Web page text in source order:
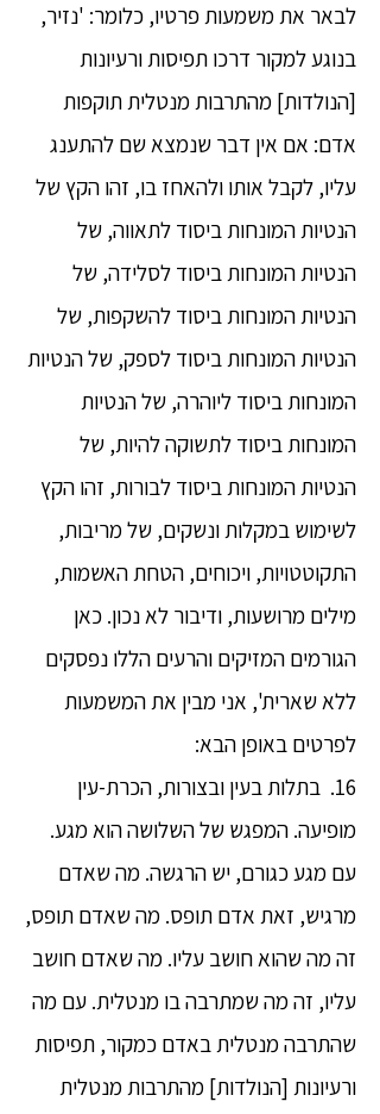
לבאר את משמעות פרטיו, כלומר: 'נזיר,
בנוגע למקור דרכו תפיסות ורעיונות
[הנולדות] מהתרבות מנטלית תוקפות
אדם: אם אין דבר שנמצא שם להתענג
עליו, לקבל אותו ולהאחז בו, זהו הקץ של
הנטיות המונחות ביסוד לתאווה, של
הנטיות המונחות ביסוד לסלידה, של
הנטיות המונחות ביסוד להשקפות, של
הנטיות המונחות ביסוד לספק, של הנטיות
המונחות ביסוד ליוהרה, של הנטיות
המונחות ביסוד לתשוקה להיות, של
הנטיות המונחות ביסוד לבורות, זהו הקץ
לשימוש במקלות ונשקים, של מריבות,
התקוטטויות, ויכוחים, הטחת האשמות,
מילים מרושעות, ודיבור לא נכון. כאן
הגורמים המזיקים והרעים הללו נפסקים
ללא שארית', אני מבין את המשמעות
לפרטים באופן הבא:
16. בתלות בעין ובצורות, הכרת-עין
מופיעה. המפגש של השלושה הוא מגע.
עם מגע כגורם, יש הרגשה. מה שאדם
מרגיש, זאת אדם תופס. מה שאדם תופס,
זה מה שהוא חושב עליו. מה שאדם חושב
עליו, זה מה שמתרבה בו מנטלית. עם מה
שהתרבה מנטלית באדם כמקור, תפיסות
ורעיונות [הנולדות] מהתרבות מנטלית